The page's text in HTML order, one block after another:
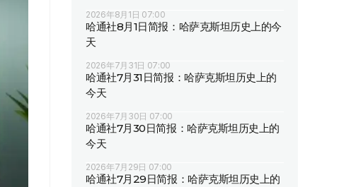
2026年8月1日 07:00
哈通社8月1日简报：哈萨克斯坦历史上的今
天
2026年7月31日 07:00
哈通社7月31日简报：哈萨克斯坦历史上的
今天
2026年7月30日 07:00
哈通社7月30日简报：哈萨克斯坦历史上的
今天
2026年7月29日 07:00
哈通社7月29日简报：哈萨克斯坦历史上的